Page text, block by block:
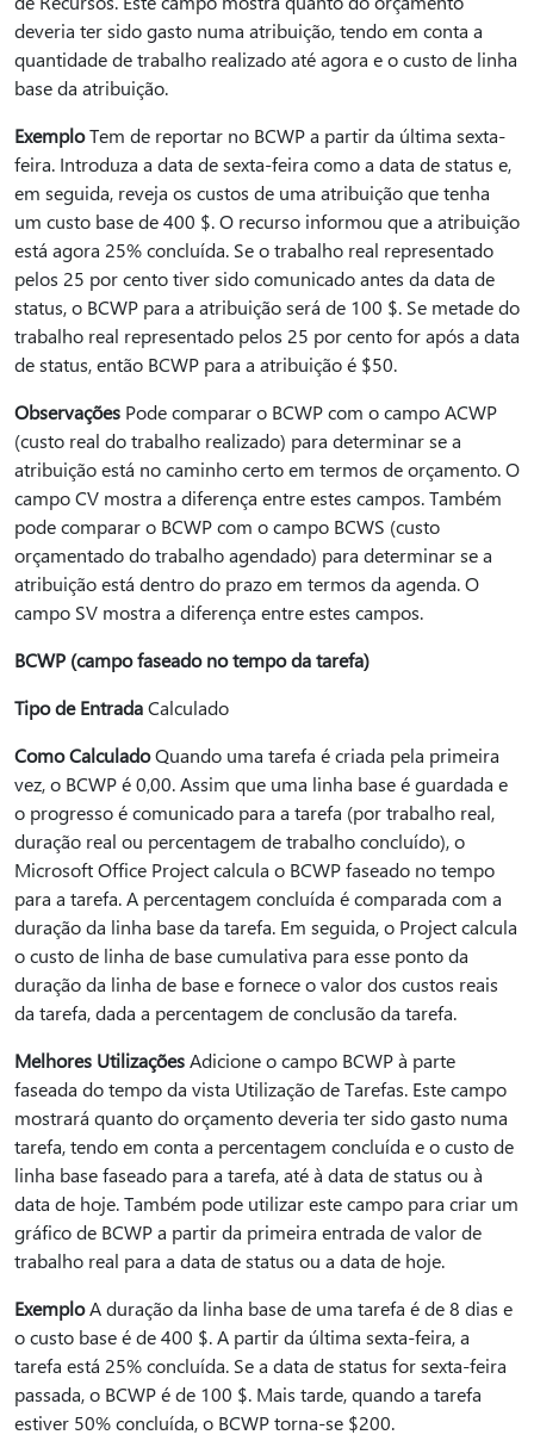
deveria ter sido gasto numa atribuição, tendo em conta a
quantidade de trabalho realizado até agora e o custo de linha
base da atribuição.
ExemploTem de reportar no BCWP a partir da última sexta-
feira. Introduza a data de sexta-feira como a data de status e,
em seguida, reveja os custos de uma atribuição que tenha
um custo base de 400 $. O recurso informou que a atribuição
está agora 25% concluída. Se o trabalho real representado
pelos 25 por cento tiver sido comunicado antes da data de
status, o BCWP para a atribuição será de 100 $. Se metade do
trabalho real representado pelos 25 por cento for após a data
de status, então BCWP para a atribuição é $50.
Observações Pode comparar o BCWP com o campo ACWP
(custo real do trabalho realizado) para determinar se a
atribuição está no caminho certo em termos de orçamento. O
campo CV mostra a diferença entre estes campos. Também
pode comparar o BCWP com o campo BCWS (custo
orçamentado do trabalho agendado) para determinar se a
atribuição está dentro do prazo em termos da agenda. O
campo SV mostra a diferença entre estes campos.
BCWP (campo faseado no tempo da tarefa)
Tipo de EntradaCalculado
Como CalculadoQuando uma tarefa é criada pela primeira
vez, o BCWP é 0,00. Assim que uma linha base é guardada e
o progresso é comunicado para a tarefa (por trabalho real,
duração real ou percentagem de trabalho concluído), o
Microsoft Office Project calcula o BCWP faseado no tempo
para a tarefa. A percentagem concluída é comparada com a
duração da linha base da tarefa. Em seguida, o Project calcula
o custo de linha de base cumulativa para esse ponto da
duração da linha de base e fornece o valor dos custos reais
da tarefa, dada a percentagem de conclusão da tarefa.
Melhores UtilizaçõesAdicione o campo BCWP à parte
faseada do tempo da vista Utilização de Tarefas. Este campo
mostrará quanto do orçamento deveria ter sido gasto numa
tarefa, tendo em conta a percentagem concluída e o custo de
linha base faseado para a tarefa, até à data de status ou à
data de hoje. Também pode utilizar este campo para criar um
gráfico de BCWP a partir da primeira entrada de valor de
trabalho real para a data de status ou a data de hoje.
ExemploA duração da linha base de uma tarefa é de 8 dias e
o custo base é de 400 $. A partir da última sexta-feira, a
tarefa está 25% concluída. Se a data de status for sexta-feira
passada, o BCWP é de 100 $. Mais tarde, quando a tarefa
estiver 50% concluída, o BCWP torna-se $200.